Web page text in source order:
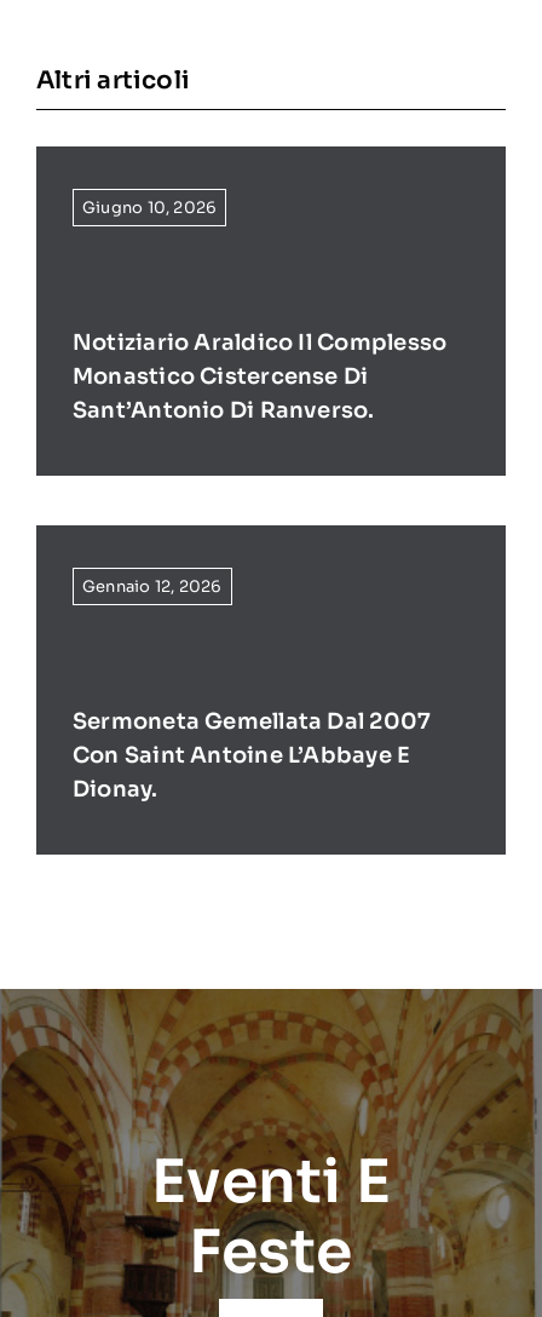
Altri articoli
Giugno 10, 2026
Notiziario Araldico Il Complesso
Monastico Cistercense Di
Sant’Antonio Di Ranverso.
Gennaio 12, 2026
Sermoneta Gemellata Dal 2007
Con Saint Antoine L’Abbaye E
Dionay.
Eventi E
Feste